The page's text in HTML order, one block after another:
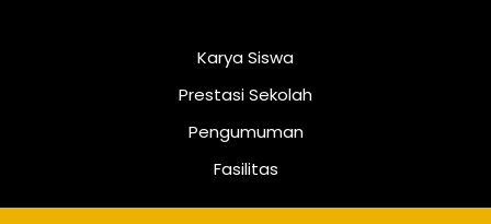
Karya Siswa
Prestasi Sekolah
Pengumuman
Fasilitas